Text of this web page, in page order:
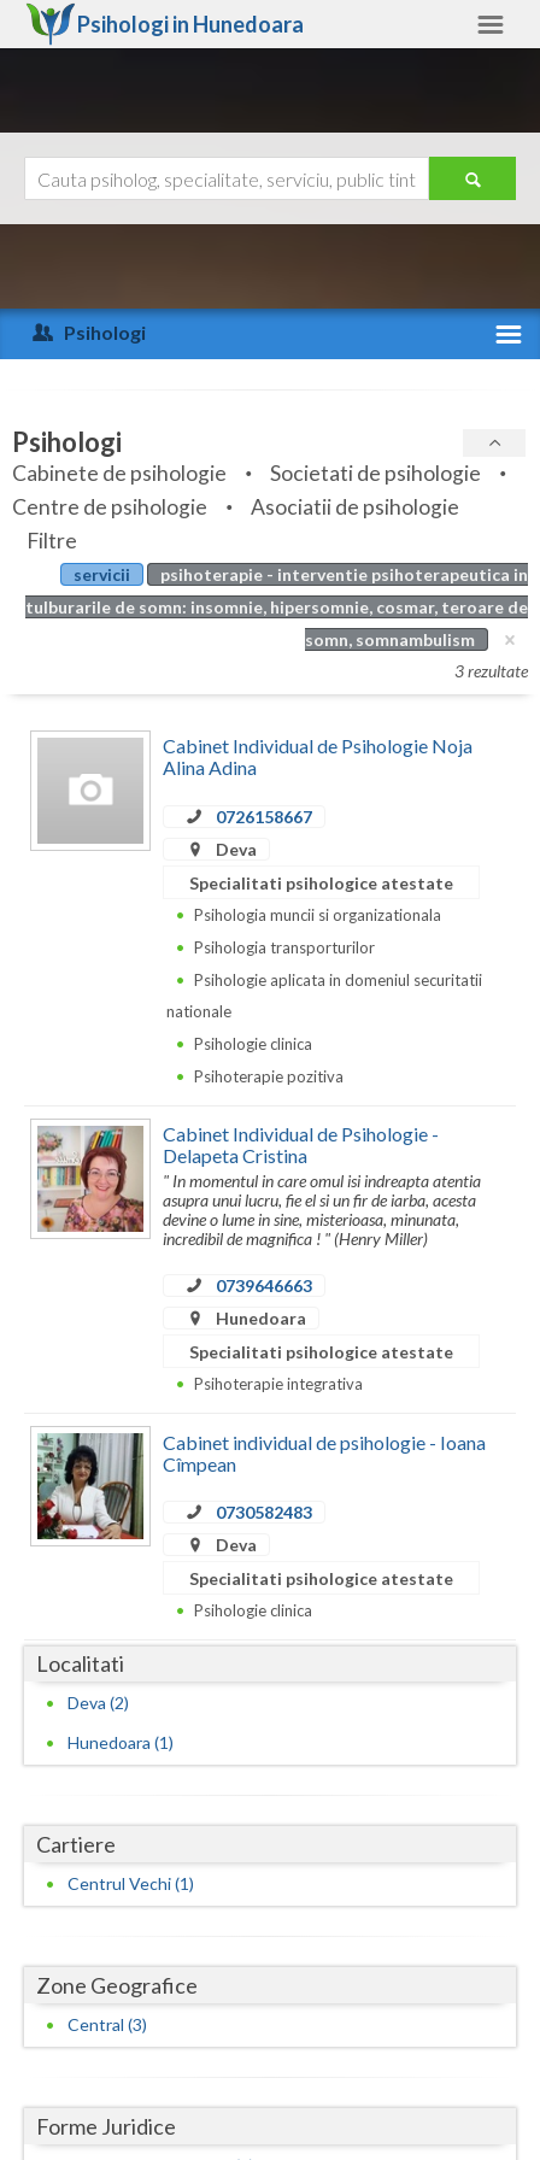
Psihologi in Hunedoara
Arad
Arges
Bihor
Bistrita-Nasaud
Botosani
Braila
Bucuresti
Calarasi
Caras-Severin
Galati
Giurgiu
Gorj
Iasi
Ilfov
Maramures
Neamt
Olt
Prahova
Satu-Mare
Sibiu
Teleorman
Timis
Valcea
Ajutor
Psihologi
Specialitati
Servicii
Articole
Evenimente
Psihologi
Cabinete de psihologie
Societati de psihologie
Centre de psihologie
Asociatii de psihologie
Filtre
servicii
psihoterapie - interventie psihoterapeutica in
tulburarile de somn: insomnie, hipersomnie, cosmar, teroare de
somn, somnambulism
3 rezultate
Cabinet Individual de Psihologie Noja
Alina Adina
0726158667
Deva
Specialitati psihologice atestate
Psihologia muncii si organizationala
Psihologia transporturilor
Psihologie aplicata in domeniul securitatii
nationale
Psihologie clinica
Psihoterapie pozitiva
Cabinet Individual de Psihologie -
Delapeta Cristina
" In momentul in care omul isi indreapta atentia
asupra unui lucru, fie el si un fir de iarba, acesta
devine o lume in sine, misterioasa, minunata,
incredibil de magnifica ! " (Henry Miller)
0739646663
Hunedoara
Specialitati psihologice atestate
Psihoterapie integrativa
Cabinet individual de psihologie - Ioana
Cîmpean
0730582483
Deva
Specialitati psihologice atestate
Psihologie clinica
Localitati
Deva (2)
Hunedoara (1)
Cartiere
Centrul Vechi (1)
Zone Geografice
Central (3)
Forme Juridice